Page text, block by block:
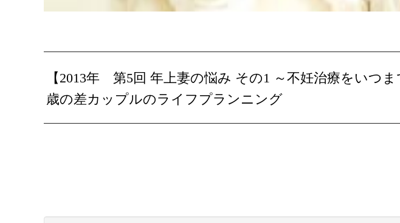
【2013年 第5回 年上妻の悩み その1 ～不妊治療をいつま
歳の差カップルのライフプランニング